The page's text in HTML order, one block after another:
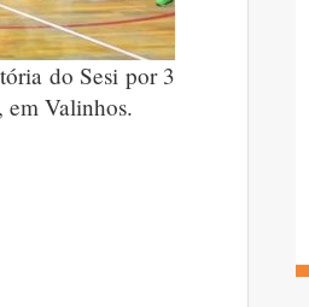
do Sesi por 3
em Valinhos.